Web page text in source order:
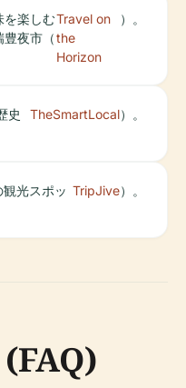
を楽しむ
豊夜市（
Travel on
the
Horizon
）。
史
TheSmartLocal）。
光スポッ TripJive）。